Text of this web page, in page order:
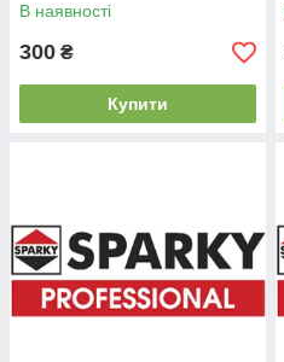
В наявності
300 ₴
Купити